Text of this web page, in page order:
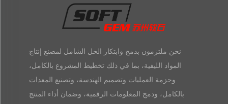
نحن ملتزمون بدمج وابتكار الحل الشامل لمصنع إنتاج
المواد الليفية، بما في ذلك تخطيط المشروع بالكامل،
وحزمة العمليات وتصميم الهندسة، وتصنيع المعدات
بالكامل، ودمج المعلومات الرقمية، وضمان أداء المنتج